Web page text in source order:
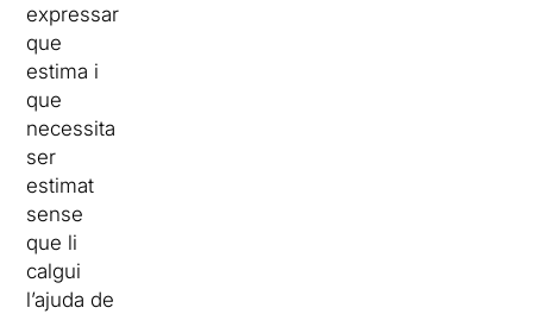
expressar
que
estima i
que
necessita
ser
estimat
sense
que li
calgui
l’ajuda de